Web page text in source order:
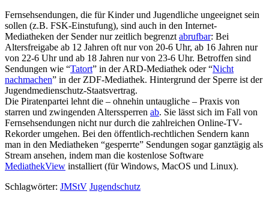
Fernsehsendungen, die für Kinder und Jugendliche ungeeignet sein
sollen (z.B. FSK-Einstufung), sind auch in den Internet-
Mediatheken der Sender nur zeitlich begrenzt abrufbar: Bei
Altersfreigabe ab 12 Jahren oft nur von 20-6 Uhr, ab 16 Jahren nur
von 22-6 Uhr und ab 18 Jahren nur von 23-6 Uhr. Betroffen sind
Sendungen wie “Tatort” in der ARD-Mediathek oder “Nicht
nachmachen” in der ZDF-Mediathek. Hintergrund der Sperre ist der
Jugendmedienschutz-Staatsvertrag.
Die Piratenpartei lehnt die – ohnehin untaugliche – Praxis von
starren und zwingenden Alterssperren ab. Sie lässt sich im Fall von
Fernsehsendungen nicht nur durch die zahlreichen Online-TV-
Rekorder umgehen. Bei den öffentlich-rechtlichen Sendern kann
man in den Mediatheken “gesperrte” Sendungen sogar ganztägig als
Stream ansehen, indem man die kostenlose Software
MediathekView installiert (für Windows, MacOS und Linux).
Schlagwörter: JMStV Jugendschutz